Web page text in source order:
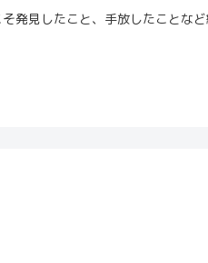
発見したこと、手放したことな